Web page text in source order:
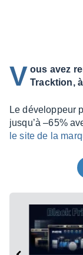
V ous avez
Tracktion,
Le déve­lop­peur
jusqu’à –65%
le site de la